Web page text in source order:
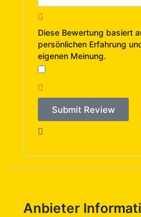
Diese Bewertung basiert
persönlichen Erfahrung
eigenen Meinung.
Submit Review
Anbieter